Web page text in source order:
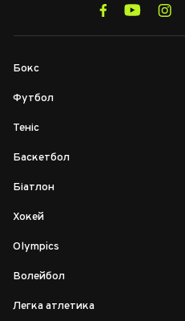
Бокс
Футбол
Теніс
Баскетбол
Біатлон
Хокей
Olympics
Волейбол
Легка атлетика